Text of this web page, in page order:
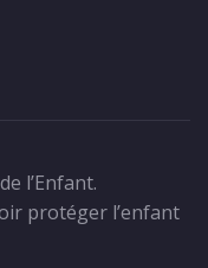
l’Enfant.
protéger l’enfant